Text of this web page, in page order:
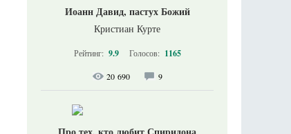
Иоанн Давид, пастух Божий
Кристиан Курте
Рейтинг: 9.9 Голосов: 1165
20 690 9